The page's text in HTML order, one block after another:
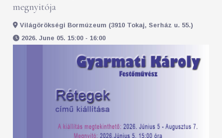
megnyitója
Világörökségi Bormúzeum (3910 Tokaj, Serház u. 55.)
2026. June 05. 15:00 - 16:00